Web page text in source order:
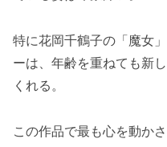
特に花岡千鶴子の「魔女
ーは、年齢を重ねても新
くれる。
この作品で最も心を動か